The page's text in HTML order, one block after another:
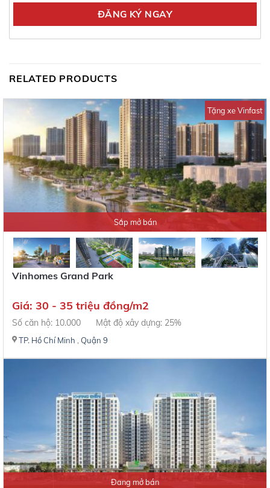
RELATED PRODUCTS
Tặng xe Vinfast
Sắp mở bán
Vinhomes Grand Park
Giá: 30 - 35 triệu đồng/m2
Số căn hộ: 10.000 Mật độ xây dựng: 25%
TP. Hồ Chí Minh , Quận 9
Đang mở bán